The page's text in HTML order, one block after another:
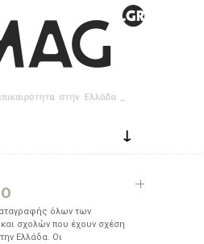
↓
όλων των
σχολών που έχουν σχέση
Ελλάδα. Οι